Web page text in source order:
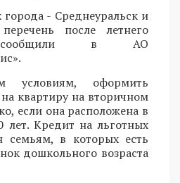
- Среднеуральск и
после летнего
сообщили в АО
условиям, оформить
квартиру на вторичном
если она расположена в
лет. Кредит на льготных
семьям, в которых есть
дошкольного возраста